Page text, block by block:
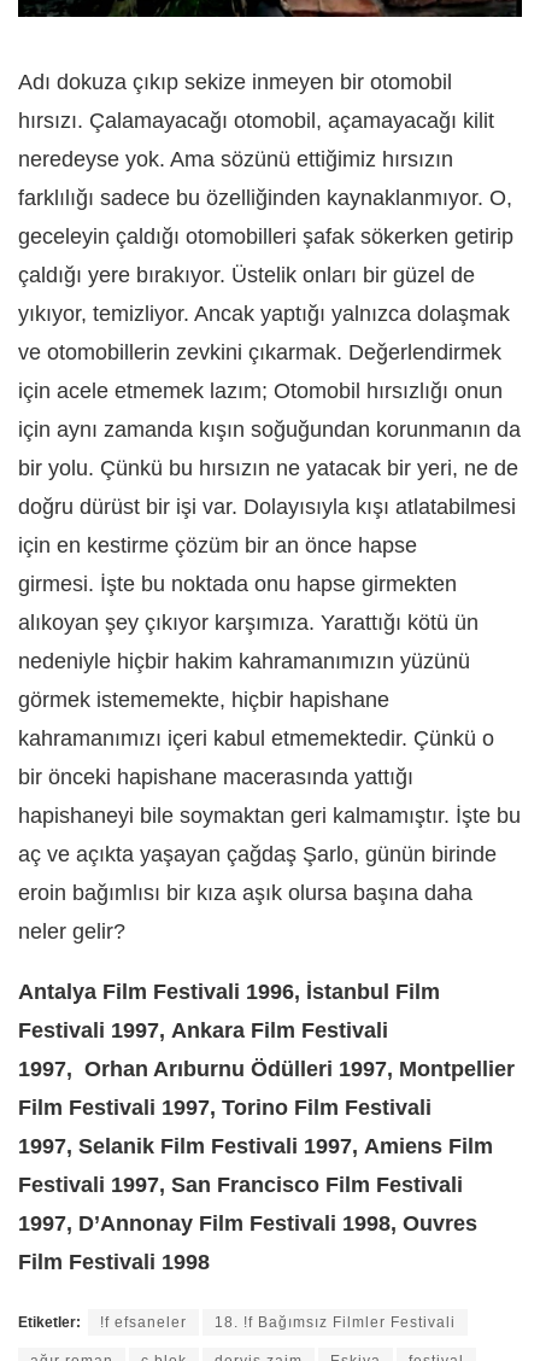
Adı dokuza çıkıp sekize inmeyen bir otomobil
hırsızı. Çalamayacağı otomobil, açamayacağı kilit
neredeyse yok. Ama sözünü ettiğimiz hırsızın
farklılığı sadece bu özelliğinden kaynaklanmıyor. O,
geceleyin çaldığı otomobilleri şafak sökerken getirip
çaldığı yere bırakıyor. Üstelik onları bir güzel de
yıkıyor, temizliyor. Ancak yaptığı yalnızca dolaşmak
ve otomobillerin zevkini çıkarmak. Değerlendirmek
için acele etmemek lazım; Otomobil hırsızlığı onun
için aynı zamanda kışın soğuğundan korunmanın da
bir yolu. Çünkü bu hırsızın ne yatacak bir yeri, ne de
doğru dürüst bir işi var. Dolayısıyla kışı atlatabilmesi
için en kestirme çözüm bir an önce hapse
girmesi. İşte bu noktada onu hapse girmekten
alıkoyan şey çıkıyor karşımıza. Yarattığı kötü ün
nedeniyle hiçbir hakim kahramanımızın yüzünü
görmek istememekte, hiçbir hapishane
kahramanımızı içeri kabul etmemektedir. Çünkü o
bir önceki hapishane macerasında yattığı
hapishaneyi bile soymaktan geri kalmamıştır. İşte bu
aç ve açıkta yaşayan çağdaş Şarlo, günün birinde
eroin bağımlısı bir kıza aşık olursa başına daha
neler gelir?
Antalya Film Festivali 1996, İstanbul Film
Festivali 1997, Ankara Film Festivali
1997, Orhan Arıburnu Ödülleri 1997, Montpellier
Film Festivali 1997, Torino Film Festivali
1997, Selanik Film Festivali 1997, Amiens Film
Festivali 1997, San Francisco Film Festivali
1997, D’Annonay Film Festivali 1998, Ouvres
Film Festivali 1998
Etiketler: !f efsaneler 18. !f Bağımsız Filmler Festivali